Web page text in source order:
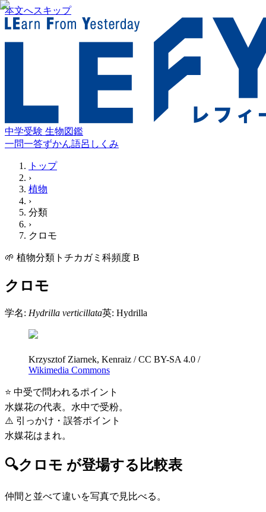
本文へスキップ
中学受験 生物図鑑
一問一答ずかん語呂 しくみ
トップ
›
植物
›
分類
›
クロモ
🌱 植物分類 トチカガミ科頻度 B
クロモ
学名: Hydrilla verticillata英: Hydrilla
Krzysztof Ziarnek, Kenraiz /CC BY-SA 4.0 /
Wikimedia Commons
⭐ 中受で問われるポイント
水媒花の代表。水中で受粉。
⚠️ 引っかけ・誤答ポイント
水媒花はまれ。
🔍クロモ が登場する比較表
仲間と並べて違いを写真で見比べる。